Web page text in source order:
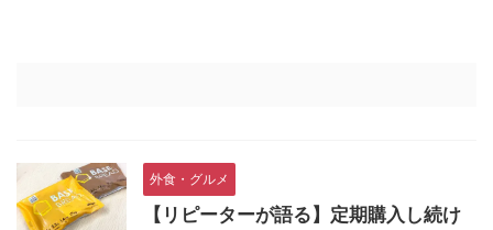
外食・グルメ
【リピーターが語る】定期購入し続け